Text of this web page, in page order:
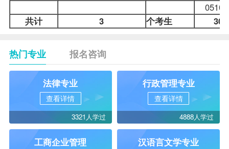
共计
3 个考生 30
热门专业 报名咨询
法律专业
查看详情
3321人学过
行政管理专业
查看详情
4888人学过
工商企业管理 汉语言文学专业